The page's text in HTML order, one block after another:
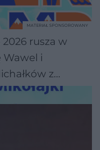
rusza w
Wawel i
z
MATERIAŁ SPONSOROWANY